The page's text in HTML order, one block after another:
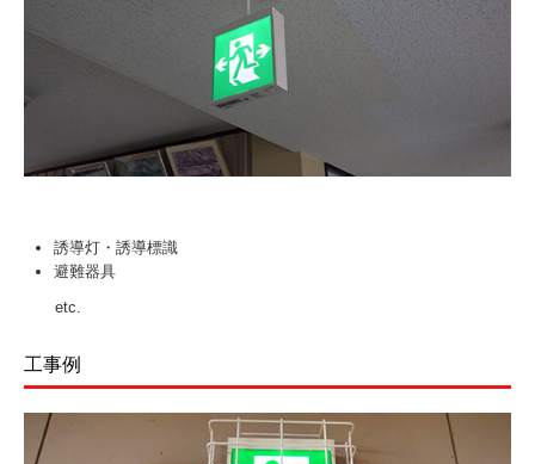
誘導灯・誘導標識
避難器具
etc.
工事例